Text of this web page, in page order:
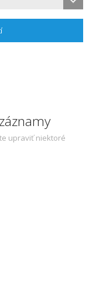
upraviť niektoré